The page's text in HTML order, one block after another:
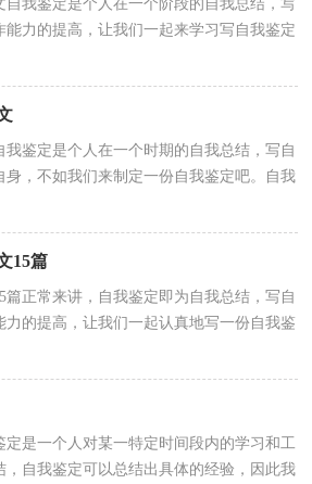
自我鉴定是个人在一个阶段的自我总结，写
能力的提高，让我们一起来学习写自我鉴定
我鉴定呢？以下是小编收...
我鉴定是个人在一个时期的自我总结，写自
身，不如我们来制定一份自我鉴定吧。自我
用呢？以下是小编精心整...
15篇
篇正常来讲，自我鉴定即为自我总结，写自
力的提高，让我们一起认真地写一份自我鉴
格式呢？下面是小编为大家...
是一个人对某一特定时间段内的学习和工
，自我鉴定可以总结出具体的经验，因此我